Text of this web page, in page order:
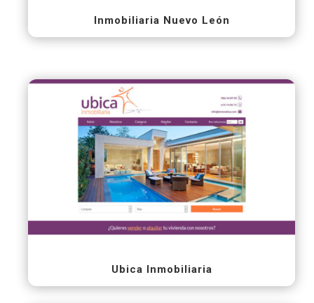
Inmobiliaria Nuevo León
Ubica Inmobiliaria